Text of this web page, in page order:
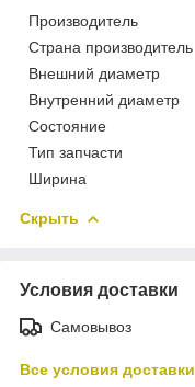
Производитель
Страна производитель
Внешний диаметр
Внутренний диаметр
Состояние
Тип запчасти
Ширина
Скрыть
Условия доставки
Самовывоз
Все условия доставки